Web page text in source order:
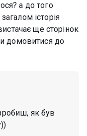
а до того
історія
ще сторінок
домовитися до
як був